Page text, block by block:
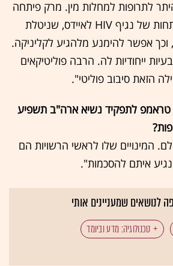
לתרופות למחלות מין. מרק פיתחה
תרופה למניעת התפתחות של נגיף HIV לאיידס, שניטלת
אפשר להימנע מלהגיע לקליניקה.
ייחודיות לה. הרבה פוליטיקאים
הזאת סיבוב פוליטי".
טראמפ לתפקיד נשיא ארה"ב תשפיע
המינויים שלו לראשי הרשויות הם
איתם להסכמות".
לנושאים שמעניינים אותי
טכנולוגיה: מדע וביומד